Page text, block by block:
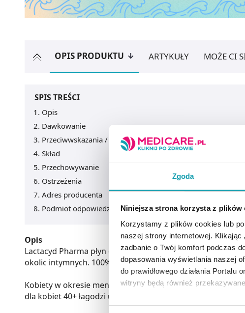
Zgoda
Niniejsza strona korzysta z plików
Korzystamy z plików cookies lub
naszej strony internetowej. Klikając
zadbanie o Twój komfort podczas
dopasowania wyświetlania naszej
do prawidłowego działania
witryny będą również
Jeżeli chcesz dostosować swoją
OPIS PRODUKTU ARTYKUŁY MOŻE CI
SPIS TREŚCI
Opis
Dawkowanie
Przeciwwskazania / Informacje o bezpieczeństwie
Skład
Przechowywanie
Ostrzeżenia
Adres producenta
Podmiot odpowiedzialny
Opis
Lactacyd Pharma płyn do higieny intymnej 40+ to bogaty
okolic intymnych. 100% kobiet potwierdza, że Lactacyd®
Kobiety w okresie menopauzy lub po menopauzie są
dla kobiet 40+ łagodzi uczucie suchości i swędzenia stref